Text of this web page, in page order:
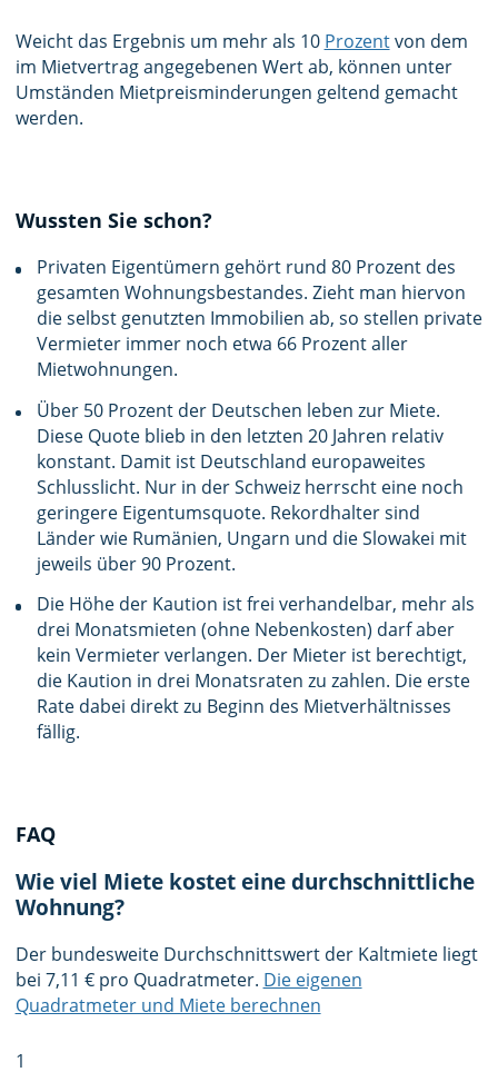
Weicht das Ergebnis um mehr als 10 Prozentvon dem
im Mietvertrag angegebenen Wert ab, können unter
Umständen Mietpreisminderungen geltend gemacht
werden.
Wussten Sie schon?
Privaten Eigentümern gehört rund 80 Prozent des
gesamten Wohnungsbestandes. Zieht man hiervon
die selbst genutzten Immobilien ab, so stellen private
Vermieter immer noch etwa 66 Prozent aller
Mietwohnungen.
Über 50 Prozent der Deutschen leben zur Miete.
Diese Quote blieb in den letzten 20 Jahren relativ
konstant. Damit ist Deutschland europaweites
Schlusslicht. Nur in der Schweiz herrscht eine noch
geringere Eigentumsquote. Rekordhalter sind
Länder wie Rumänien, Ungarn und die Slowakei mit
jeweils über 90 Prozent.
Die Höhe der Kaution ist frei verhandelbar, mehr als
drei Monatsmieten (ohne Nebenkosten) darf aber
kein Vermieter verlangen. Der Mieter ist berechtigt,
die Kaution in drei Monatsraten zu zahlen. Die erste
Rate dabei direkt zu Beginn des Mietverhältnisses
fällig.
FAQ
Wie viel Miete kostet eine durchschnittliche
Wohnung?
Der bundesweite Durchschnittswert der Kaltmiete liegt
bei 7,11 € pro Quadratmeter. Die eigenen
Quadratmeter und Miete berechnen
1